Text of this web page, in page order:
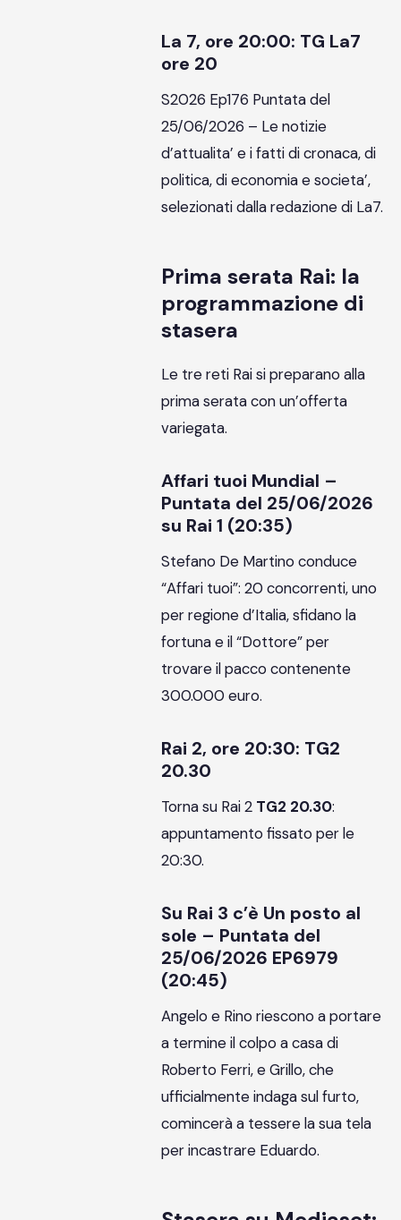
La 7, ore 20:00: TG La7
ore 20
S2026 Ep176 Puntata del
25/06/2026 – Le notizie
d’attualita’ e i fatti di cronaca, di
politica, di economia e societa’,
selezionati dalla redazione di La7.
Prima serata Rai: la
programmazione di
stasera
Le tre reti Rai si preparano alla
prima serata con un’offerta
variegata.
Affari tuoi Mundial –
Puntata del 25/06/2026
su Rai 1 (20:35)
Stefano De Martino conduce
“Affari tuoi”: 20 concorrenti, uno
per regione d’Italia, sfidano la
fortuna e il “Dottore” per
trovare il pacco contenente
300.000 euro.
Rai 2, ore 20:30: TG2
20.30
Torna su Rai 2 TG2 20.30:
appuntamento fissato per le
20:30.
Su Rai 3 c’è Un posto al
sole – Puntata del
25/06/2026 EP6979
(20:45)
Angelo e Rino riescono a portare
a termine il colpo a casa di
Roberto Ferri, e Grillo, che
ufficialmente indaga sul furto,
comincerà a tessere la sua tela
per incastrare Eduardo.